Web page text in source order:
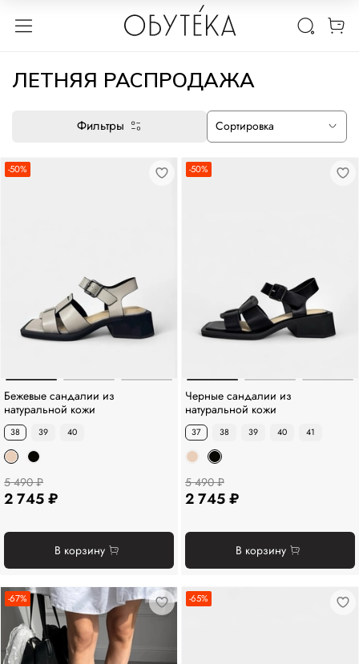
ЛЕТНЯЯ РАСПРОДАЖА
Фильтры
-50%
Бежевые сандалии из
натуральной кожи
38 39 40
5 490 ₽
2 745 ₽
В корзину
-50%
Черные сандалии из
натуральной кожи
37 38 39 40 41
5 490 ₽
2 745 ₽
В корзину
-67% -65%